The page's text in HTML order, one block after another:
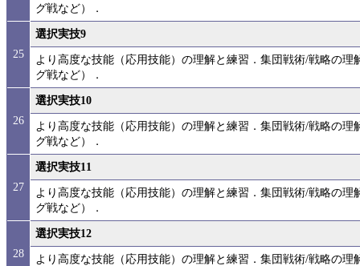
グ戦など）．
25
選択実技9
より高度な技能（応用技能）の理解と練習．集団戦術/戦略の
グ戦など）．
26
選択実技10
より高度な技能（応用技能）の理解と練習．集団戦術/戦略の
グ戦など）．
27
選択実技11
より高度な技能（応用技能）の理解と練習．集団戦術/戦略の
グ戦など）．
28
選択実技12
より高度な技能（応用技能）の理解と練習．集団戦術/戦略の